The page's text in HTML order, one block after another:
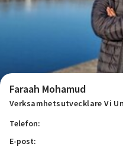
Faraah Mohamud
Verksamhetsutvecklare Vi
Telefon:
E-post: